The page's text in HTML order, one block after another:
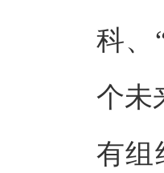
科、
个未
有组